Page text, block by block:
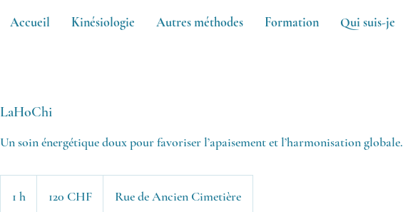
Accueil Kinésiologie Autres méthodes Formation Qui suis-je
LaHoChi
Un soin énergétique doux pour favoriser l’apaisement et l’harmonisation globale.
1 h
suisses
120 CHF Rue de Ancien Cimetière